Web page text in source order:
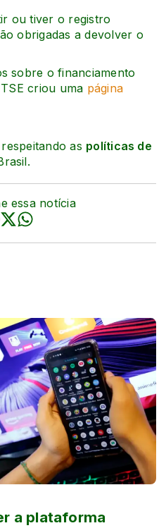
ou tiver o registro
obrigadas a devolver o
sobre o financiamento
criou uma página
as políticas de
essa notícia
a plataforma